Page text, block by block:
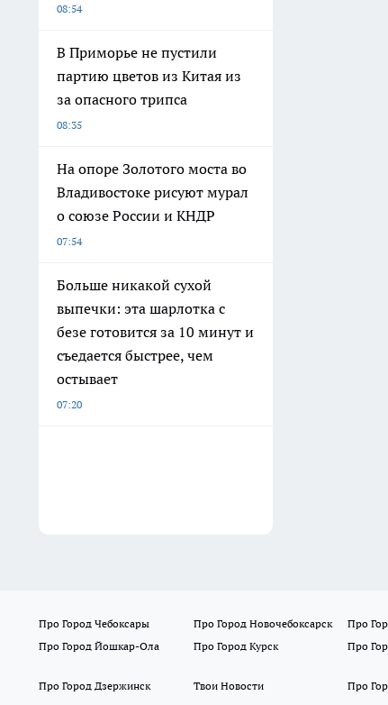
08:54
В Приморье не пустили
партию цветов из Китая из
за опасного трипса
08:35
На опоре Золотого моста во
Владивостоке рисуют мурал
о союзе России и КНДР
07:54
Больше никакой сухой
выпечки: эта шарлотка с
безе готовится за 10 минут и
съедается быстрее, чем
остывает
07:20
Про Город Чебоксары Про Город Новочебоксарск Про
Про Город Йошкар-Ола
Про Город Курск Про
Про Город Дзержинск
Твои Новости Про